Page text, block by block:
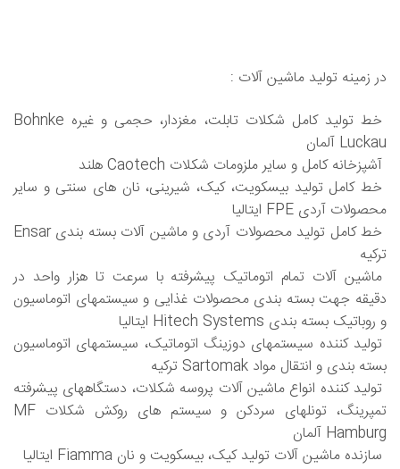
در زمینه تولید ماشین آلات :
خط تولید کامل شکلات تابلت، مغزدار، حجمی و غیره Bohnke
Luckau آلمان
آشپزخانه کامل و سایر ملزومات شکلات Caotech هلند
خط کامل تولید بیسکویت، کیک، شیرینی، نان های سنتی و سایر
محصولات آردی FPE ایتالیا
خط کامل تولید محصولات آردی و ماشین آلات بسته بندی Ensar
ترکیه
ماشین آلات تمام اتوماتیک پیشرفته با سرعت تا هزار واحد در
دقیقه جهت بسته بندی محصولات غذایی و سیستمهای اتوماسیون
و روباتیک بسته بندی Hitech Systems ایتالیا
تولید کننده سیستمهای دوزینگ اتوماتیک، سیستمهای اتوماسیون
بسته بندی و انتقال مواد Sartomak ترکیه
تولید کننده انواع ماشین آلات پروسه شکلات، دستگاههای پیشرفته
تمپرینگ، تونلهای سردکن و سیستم های روکش شکلات MF
Hamburg آلمان
سازنده ماشین آلات تولید کیک، بیسکویت و نان Fiamma ایتالیا